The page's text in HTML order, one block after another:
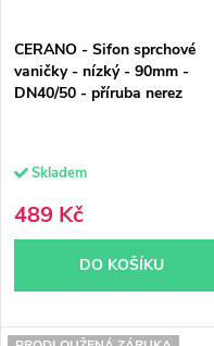
r
o
u
k
t
ů
r
o
u
k
t
ů
CERANO - Sifon sprchové
vaničky - nízký - 90mm -
DN40/50 - příruba nerez
Skladem
489 Kč
DO KOŠÍKU